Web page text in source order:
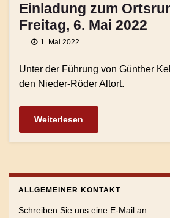
Einladung zum
Freitag, 6. Mai 2022
1. Mai 2022
Unter der Führung von Günther
den Nieder-Röder Altort.
Weiterlesen
ALLGEMEINER KONTAKT
Schreiben Sie uns eine E-Mail an: